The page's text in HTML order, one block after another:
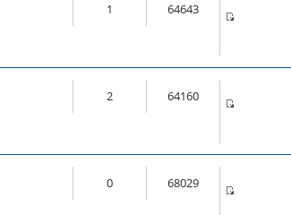
1 64643
2 64160
0 68029